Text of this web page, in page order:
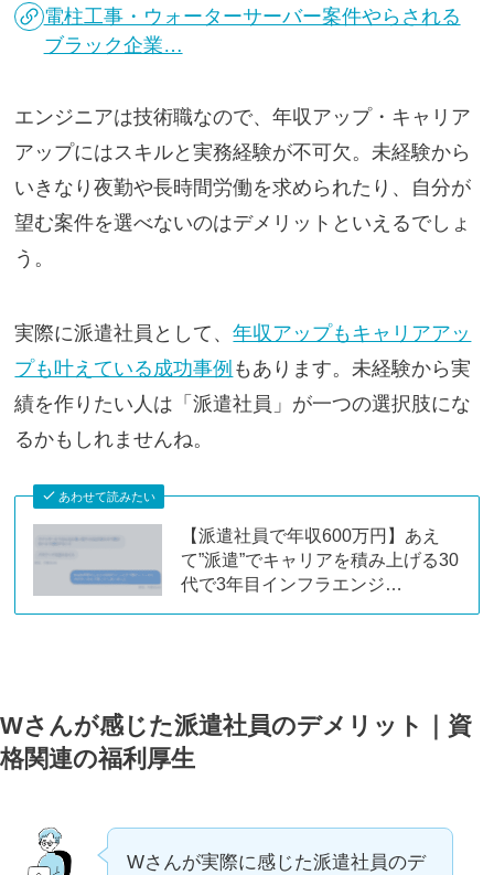
電柱工事・ウォーターサーバー案件やらされる
ブラック企業…
エンジニアは技術職なので、年収アップ・キャリア
アップにはスキルと実務経験が不可欠。未経験から
いきなり夜勤や長時間労働を求められたり、自分が
望む案件を選べないのはデメリットといえるでしょ
う。
実際に派遣社員として、年収アップもキャリアアッ
プも叶えている成功事例 もあります。未経験から実
績を作りたい人は「派遣社員」が一つの選択肢にな
るかもしれませんね。
あわせて読みたい
【派遣社員で年収600万円】あえ
て”派遣”でキャリアを積み上げる30
代で3年目インフラエンジ…
Wさんが感じた派遣社員のデメリット｜資
格関連の福利厚生
Wさんが実際に感じた派遣社員のデ